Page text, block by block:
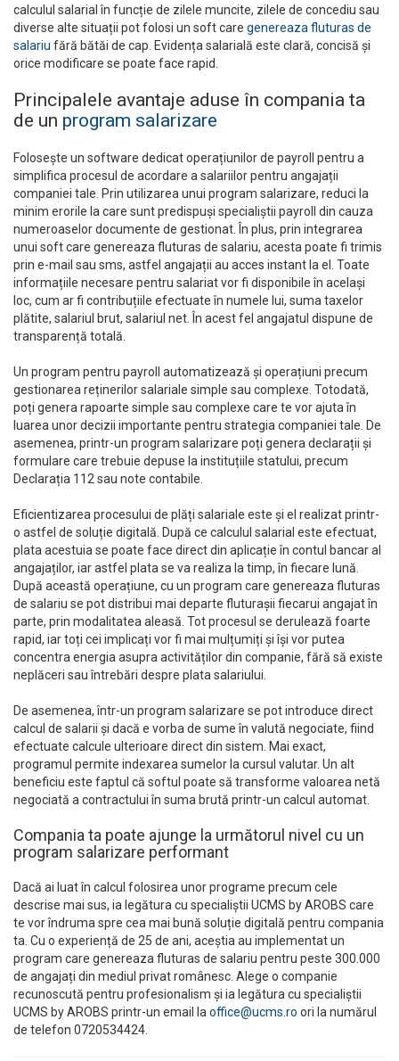
calculul salarial în funcție de zilele muncite, zilele de concediu sau
diverse alte situații pot folosi un soft care genereaza fluturas de
salariu fără bătăi de cap. Evidența salarială este clară, concisă și
orice modificare se poate face rapid.
Principalele avantaje aduse în compania ta
de un program salarizare
Folosește un software dedicat operațiunilor de payroll pentru a
simplifica procesul de acordare a salariilor pentru angajații
companiei tale. Prin utilizarea unui program salarizare, reduci la
minim erorile la care sunt predispuși specialiștii payroll din cauza
numeroaselor documente de gestionat. În plus, prin integrarea
unui soft care genereaza fluturas de salariu, acesta poate fi trimis
prin e-mail sau sms, astfel angajații au acces instant la el. Toate
informațiile necesare pentru salariat vor fi disponibile în același
loc, cum ar fi contribuțiile efectuate în numele lui, suma taxelor
plătite, salariul brut, salariul net. În acest fel angajatul dispune de
transparență totală.
Un program pentru payroll automatizează și operațiuni precum
gestionarea reținerilor salariale simple sau complexe. Totodată,
poți genera rapoarte simple sau complexe care te vor ajuta în
luarea unor decizii importante pentru strategia companiei tale. De
asemenea, printr-un program salarizare poți genera declarații și
formulare care trebuie depuse la instituțiile statului, precum
Declarația 112 sau note contabile.
Eficientizarea procesului de plăți salariale este și el realizat printr-
o astfel de soluție digitală. După ce calculul salarial este efectuat,
plata acestuia se poate face direct din aplicație în contul bancar al
angajaților, iar astfel plata se va realiza la timp, în fiecare lună.
După această operațiune, cu un program care genereaza fluturas
de salariu se pot distribui mai departe fluturașii fiecarui angajat în
parte, prin modalitatea aleasă. Tot procesul se derulează foarte
rapid, iar toți cei implicați vor fi mai mulțumiți și își vor putea
concentra energia asupra activităților din companie, fără să existe
neplăceri sau întrebări despre plata salariului.
De asemenea, într-un program salarizare se pot introduce direct
calcul de salarii și dacă e vorba de sume în valută negociate, fiind
efectuate calcule ulterioare direct din sistem. Mai exact,
programul permite indexarea sumelor la cursul valutar. Un alt
beneficiu este faptul că softul poate să transforme valoarea netă
negociată a contractului în suma brută printr-un calcul automat.
Compania ta poate ajunge la următorul nivel cu un
program salarizare performant
Dacă ai luat în calcul folosirea unor programe precum cele
descrise mai sus, ia legătura cu specialiștii UCMS by AROBS care
te vor îndruma spre cea mai bună soluție digitală pentru compania
ta. Cu o experiență de 25 de ani, aceștia au implementat un
program care genereaza fluturas de salariu pentru peste 300.000
de angajați din mediul privat românesc. Alege o companie
recunoscută pentru profesionalism și ia legătura cu specialiștii
UCMS by AROBS printr-un email la office@ucms.ro ori la numărul
de telefon 0720534424.